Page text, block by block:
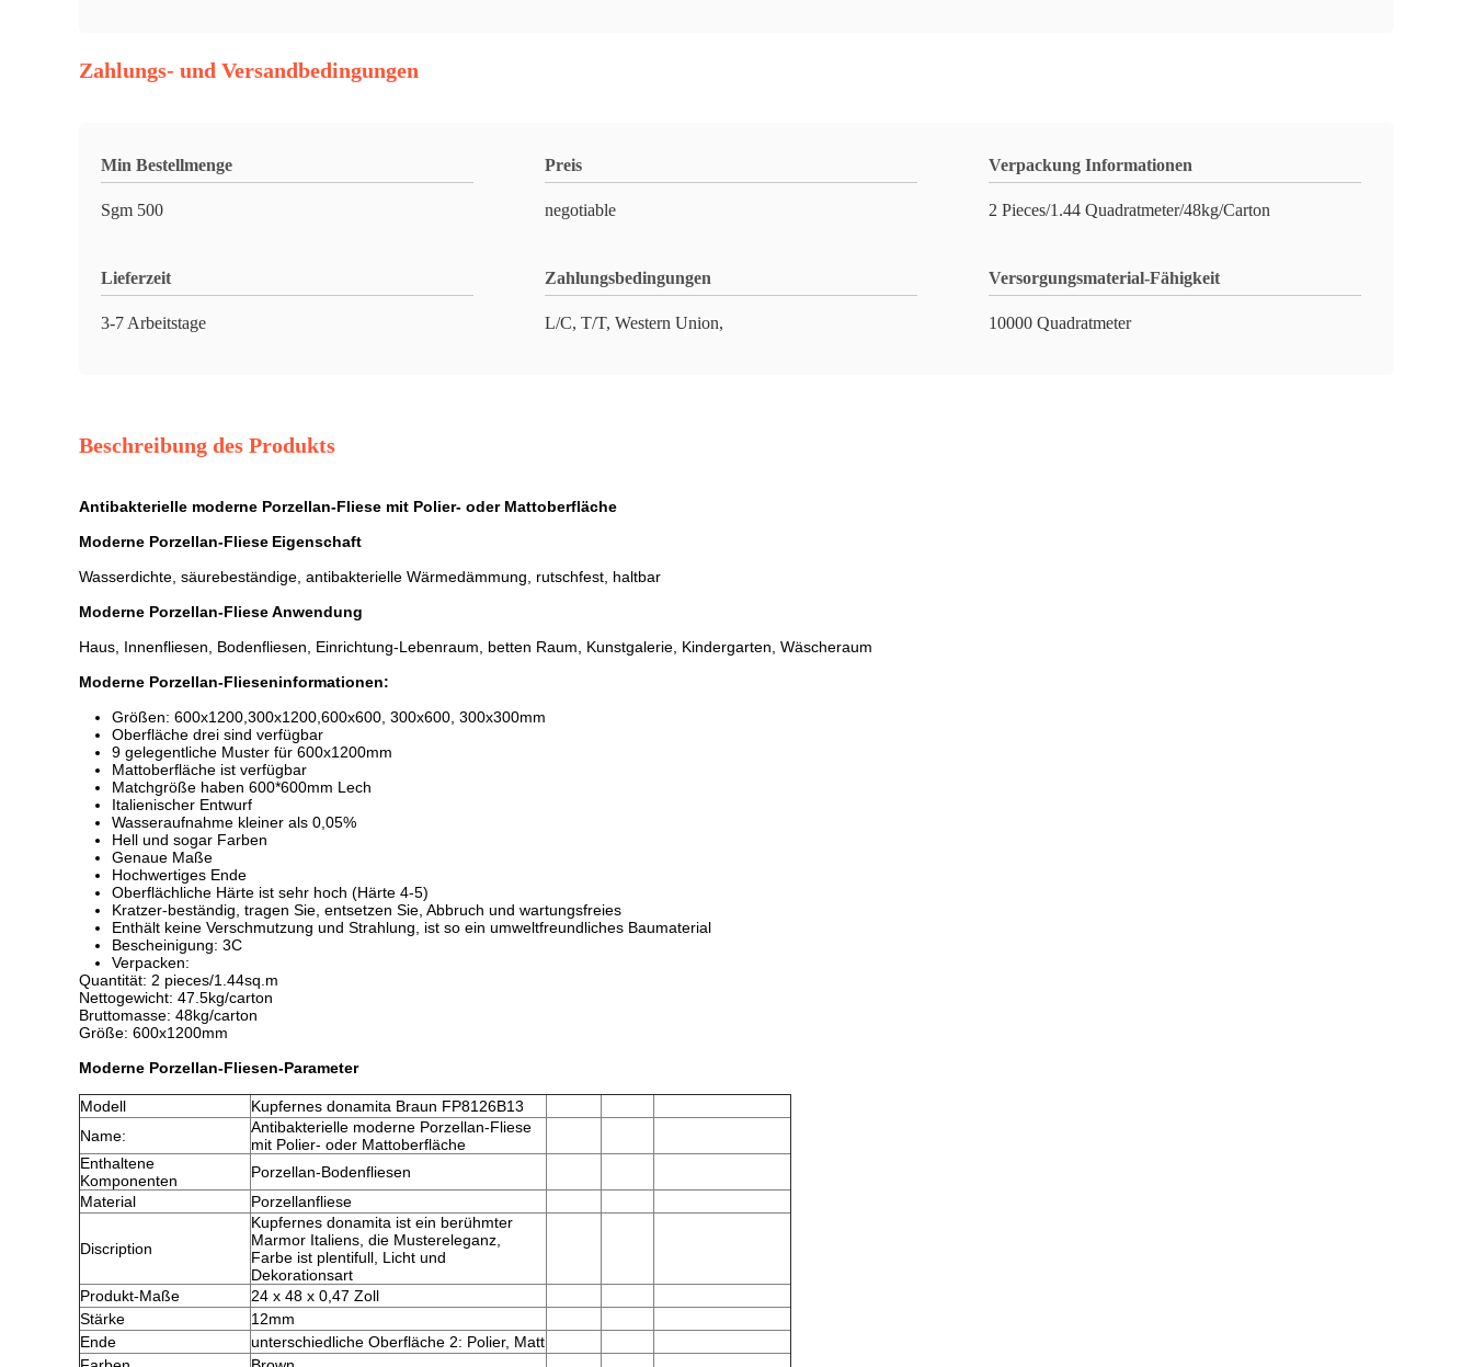
Zahlungs- und Versandbedingungen
Min Bestellmenge
Sgm 500
Preis
negotiable
Verpackung Informationen
2 Pieces/1.44 Quadratmeter/48kg/Carton
Lieferzeit
3-7 Arbeitstage
Zahlungsbedingungen
L/C, T/T, Western Union,
Versorgungsmaterial-Fähigkeit
10000 Quadratmeter
Beschreibung des Produkts
Antibakterielle moderne Porzellan-Fliese mit Polier- oder Mattoberfläche
Moderne Porzellan-Fliese Eigenschaft
Wasserdichte, säurebeständige, antibakterielle Wärmedämmung, rutschfest, haltbar
Moderne Porzellan-FlieseAnwendung
Haus, Innenfliesen, Bodenfliesen, Einrichtung-Lebenraum, betten Raum, Kunstgalerie, Kindergarten, Wäscheraum
Moderne Porzellan-Flieseninformationen:
Größen: 600x1200,300x1200,600x600, 300x600, 300x300mm
Oberfläche drei sind verfügbar
9 gelegentliche Muster für 600x1200mm
Mattoberfläche ist verfügbar
Matchgröße haben 600*600mm Lech
Italienischer Entwurf
Wasseraufnahme kleiner als 0,05%
Hell und sogar Farben
Genaue Maße
Hochwertiges Ende
Oberflächliche Härte ist sehr hoch (Härte 4-5)
Kratzer-beständig, tragen Sie, entsetzen Sie, Abbruch und wartungsfreies
Enthält keine Verschmutzung und Strahlung, ist so ein umweltfreundliches Baumaterial
Bescheinigung: 3C
Verpacken:
Quantität: 2 pieces/1.44sq.m
Nettogewicht: 47.5kg/carton
Bruttomasse: 48kg/carton
Größe: 600x1200mm
Moderne Porzellan-Fliesen-Parameter
Modell
Kupfernes donamita Braun FP8126B13
Name:
Antibakterielle moderne Porzellan-Fliese
mit Polier- oder Mattoberfläche
Enthaltene
Komponenten
Porzellan-Bodenfliesen
Material
Porzellanfliese
Discription
Kupfernes donamita ist ein berühmter
Marmor Italiens, die Mustereleganz,
Farbe ist plentifull, Licht und
Dekorationsart
Produkt-Maße
24 x 48 x 0,47 Zoll
Stärke
12mm
Ende
unterschiedliche Oberfläche 2: Polier, Matt